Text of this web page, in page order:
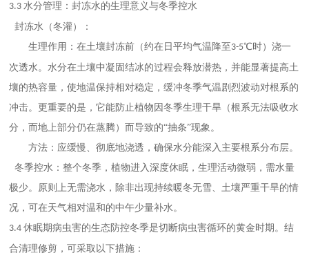
3.3水分管理：封冻水的生理意义与冬季控水
封冻水（冬灌）：
生理作用：在土壤封冻前（约在日平均气温降至 3-5℃时）浇一
次透水。水分在土壤中凝固结冰的过程会释放潜热，并能显著提高土
壤的热容量，使地温保持相对稳定，缓冲冬季气温剧烈波动对根系的
冲击。更重要的是，它能防止植物因冬季生理干旱（根系无法吸收水
分，而地上部分仍在蒸腾）而导致的“抽条”现象。
方法：应缓慢、彻底地浇透，确保水分能深入主要根系分布层。
冬季控水：整个冬季，植物进入深度休眠，生理活动微弱，需水量
极少。原则上无需浇水，除非出现持续暖冬无雪、土壤严重干旱的情
况，可在天气相对温和的中午少量补水。
3.4休眠期病虫害的生态防控冬季是切断病虫害循环的黄金时期。结
合清理修剪，可采取以下措施：